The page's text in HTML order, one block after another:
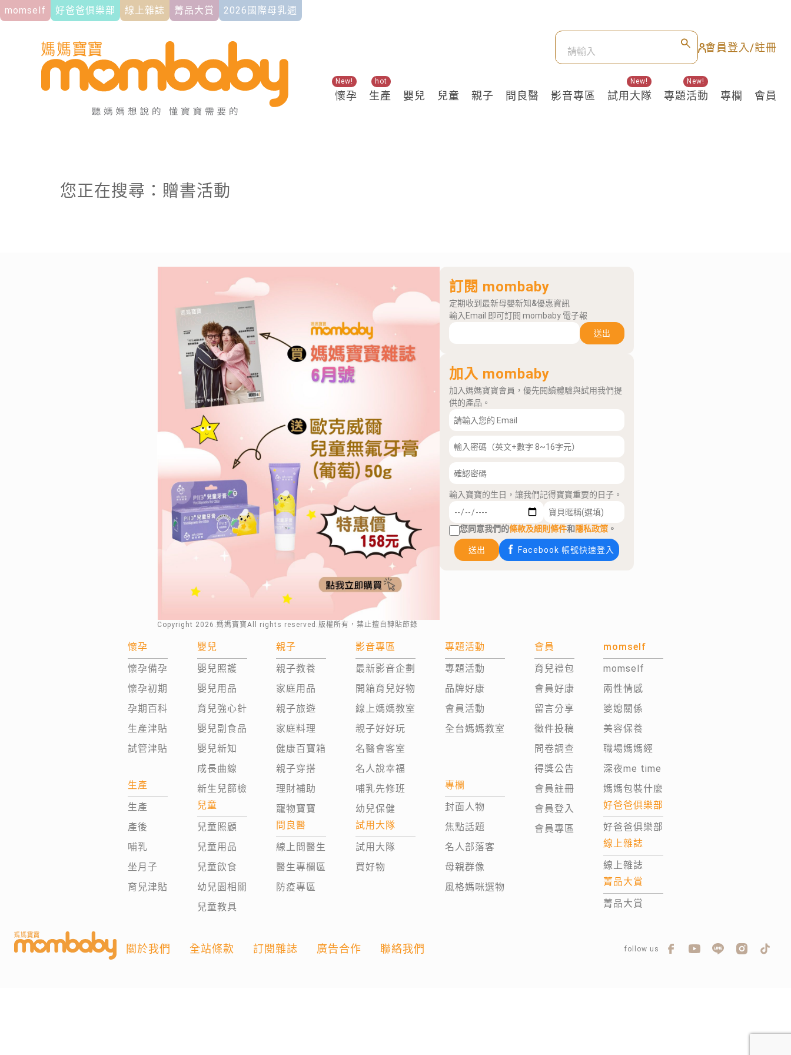
momself 好爸爸俱樂部 線上雜誌 菁品大賞 2026國際母乳週
會員登入/註冊
懷孕
New!
生產
hot
嬰兒 兒童 親子 問良醫 影音專區 試用大隊
New!
專題活動
New!
專欄 會員
關鍵熱搜
您正在搜尋：贈書活動
Copyright 2026 .媽媽寶寶All rights reserved.版權所有，禁止擅自轉貼節錄
訂閱 mombaby
定期收到最新母嬰新知&優惠資訊
輸入Email 即可訂閱 mombaby 電子報
送出
加入 mombaby
加入媽媽寶寶會員，優先閱讀體驗與試用我們提
供的產品。
輸入寶寶的生日，讓我們記得寶寶重要的日子。
您同意我們的條款及細則條件和隱私政策 。
送出 Facebook 帳號快速登入
懷孕
懷孕備孕
懷孕初期
孕期百科
生產津貼
試管津貼
生產
生產
產後
哺乳
坐月子
育兒津貼
嬰兒
嬰兒照護
嬰兒用品
育兒強心針
嬰兒副食品
嬰兒新知
成長曲線
新生兒篩檢
兒童
兒童照顧
兒童用品
兒童飲食
幼兒園相關
兒童教具
親子
親子教養
家庭用品
親子旅遊
家庭料理
健康百寶箱
親子穿搭
理財補助
寵物寶寶
問良醫
線上問醫生
醫生專欄區
防疫專區
影音專區
最新影音企劃
開箱育兒好物
線上媽媽教室
親子好好玩
名醫會客室
名人說幸福
哺乳先修班
幼兒保健
試用大隊
試用大隊
買好物
專題活動
專題活動
品牌好康
會員活動
全台媽媽教室
專欄
封面人物
焦點話題
名人部落客
母親群像
風格媽咪選物
會員
育兒禮包
會員好康
留言分享
徵件投稿
問卷調查
得獎公告
會員註冊
會員登入
會員專區
momself
momself
兩性情感
婆媳關係
美容保養
職場媽媽經
深夜me time
媽媽包裝什麼
好爸爸俱樂部
好爸爸俱樂部
線上雜誌
線上雜誌
菁品大賞
菁品大賞
關於我們 全站條款 訂閱雜誌 廣告合作 聯絡我們 follow us